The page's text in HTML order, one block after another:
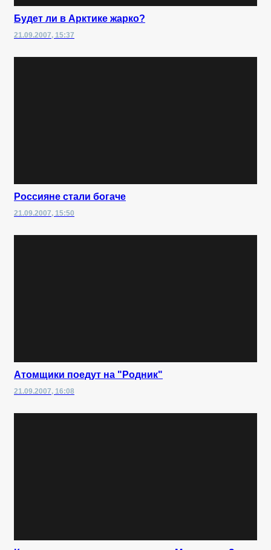
Будет ли в Арктике жарко?
21.09.2007, 15:37
Россияне стали богаче
21.09.2007, 15:50
Атомщики поедут на "Родник"
21.09.2007, 16:08